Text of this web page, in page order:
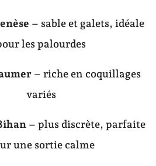
– sable et galets, idéale
les palourdes
– riche en coquillages
variés
– plus discrète, parfaite
une sortie calme